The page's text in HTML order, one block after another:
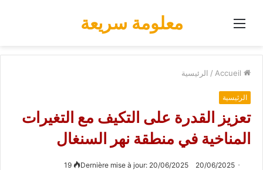
Menu معلومة سريعة
/ الرئيسية
الرئيسية
تعزيز القدرة على التكيف مع التغيرات
المناخية في منطقة نهر السنغال
20/06/2025
Dernière mise à jour: 20/06/2025